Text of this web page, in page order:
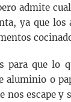
admite
ya que
para que lo
aluminio o
nos escape